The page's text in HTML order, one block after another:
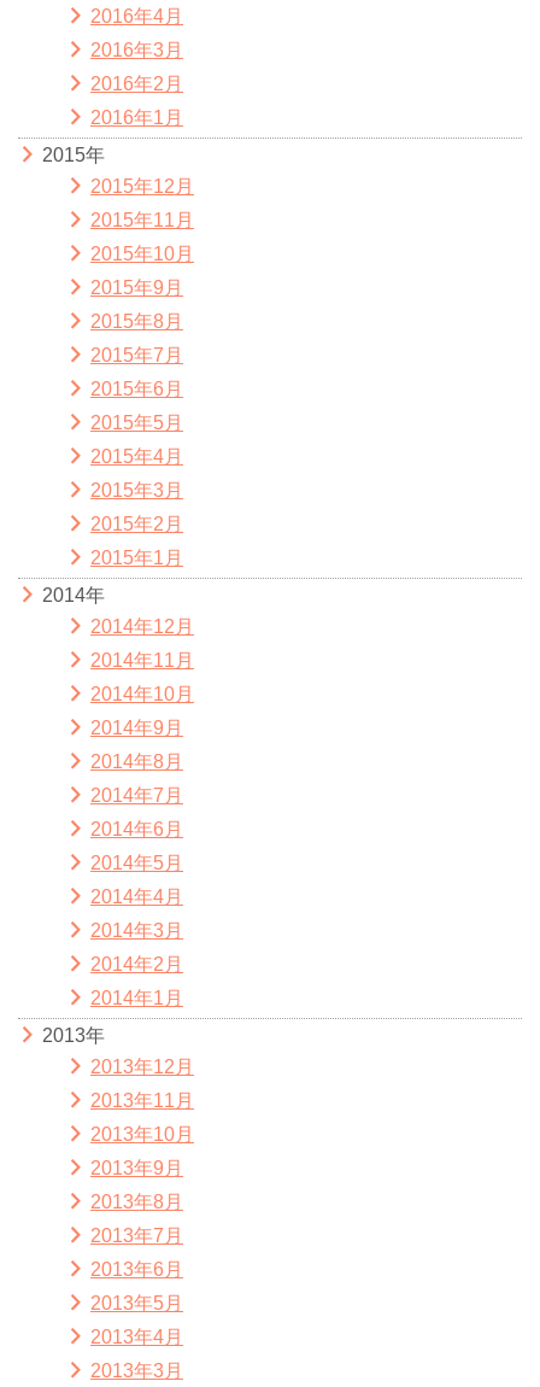
2016年4月
2016年3月
2016年2月
2016年1月
2015年
2015年12月
2015年11月
2015年10月
2015年9月
2015年8月
2015年7月
2015年6月
2015年5月
2015年4月
2015年3月
2015年2月
2015年1月
2014年
2014年12月
2014年11月
2014年10月
2014年9月
2014年8月
2014年7月
2014年6月
2014年5月
2014年4月
2014年3月
2014年2月
2014年1月
2013年
2013年12月
2013年11月
2013年10月
2013年9月
2013年8月
2013年7月
2013年6月
2013年5月
2013年4月
2013年3月